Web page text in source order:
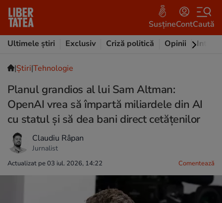
SusțineContCaută
Ultimele știri
Exclusiv Criză politică Opinii
|Ştiri|Tehnologie
Planul grandios al lui Sam Altman:
OpenAI vrea să împartă miliardele din AI
cu statul și să dea bani direct cetățenilor
Claudiu Râpan
Jurnalist
Actualizat pe 03 iul. 2026, 14:22 Comentează